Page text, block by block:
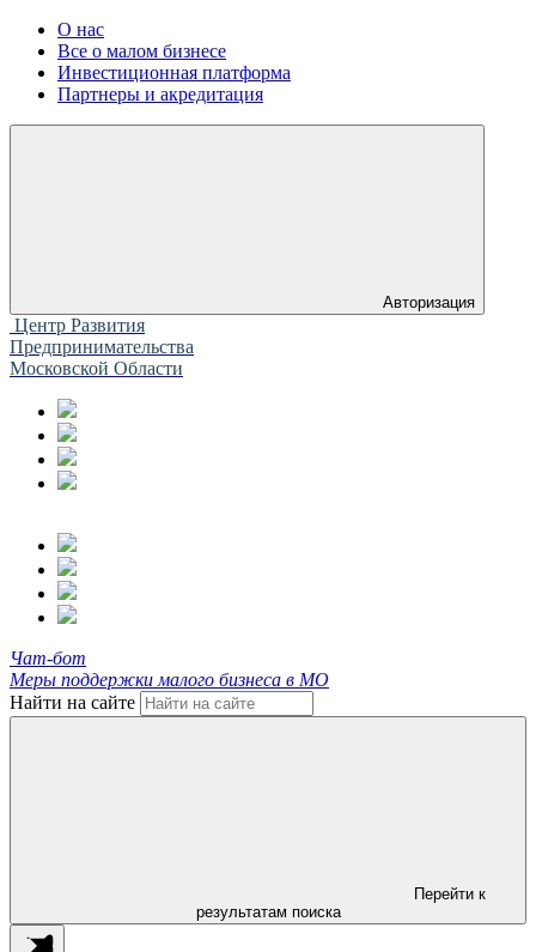
О нас
Все о малом бизнесе
Инвестиционная платформа
Партнеры и акредитация
Авторизация
Центр Развития
Предпринимательства
Московской Области
Чат-бот
Меры поддержки малого бизнеса в МО
Найти на сайте
Перейти к
результатам поиска